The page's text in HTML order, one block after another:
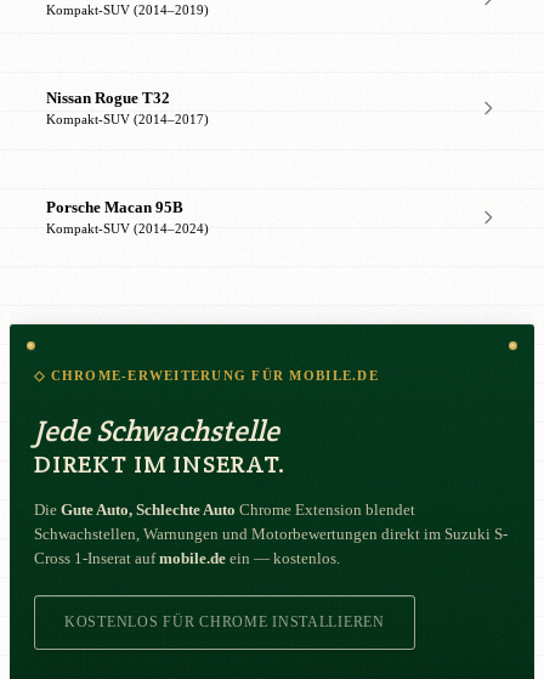
Kompakt-SUV (2014–2019)
Nissan Rogue T32
Kompakt-SUV (2014–2017)
Porsche Macan 95B
Kompakt-SUV (2014–2024)
◇ CHROME-ERWEITERUNG FÜR MOBILE.DE
Jede Schwachstelle
DIREKT IM INSERAT.
Die Gute Auto, Schlechte Auto Chrome Extension blendet
Schwachstellen, Warnungen und Motorbewertungen direkt im Suzuki S-
Cross 1-Inserat aufmobile.de ein — kostenlos.
KOSTENLOS FÜR CHROME INSTALLIEREN